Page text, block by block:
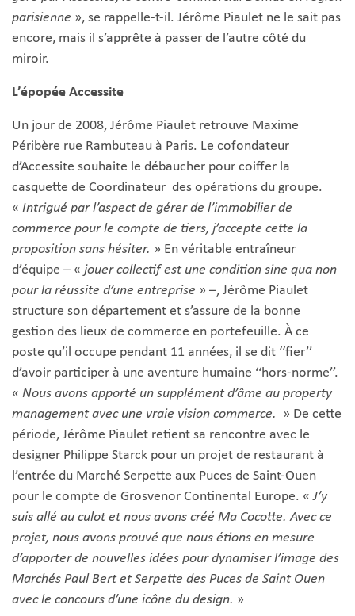
parisienne », se rappelle-t-il. Jérôme Piaulet ne le sait pas
encore, mais il s’apprête à passer de l’autre côté du
miroir.
L’épopée Accessite
Un jour de 2008, Jérôme Piaulet retrouve Maxime
Péribère rue Rambuteau à Paris. Le cofondateur
d’Accessite souhaite le débaucher pour coiffer la
casquette de Coordinateur des opérations du groupe.
« Intrigué par l’aspect de gérer de l’immobilier de
commerce pour le compte de tiers, j’accepte cette la
proposition sans hésiter. » En véritable entraîneur
d’équipe – « jouer collectif est une condition sine qua non
pour la réussite d’une entreprise » –, Jérôme Piaulet
structure son département et s’assure de la bonne
gestion des lieux de commerce en portefeuille. À ce
poste qu’il occupe pendant 11 années, il se dit ‘‘fier’’
d’avoir participer à une aventure humaine ‘‘hors-norme’’.
« Nous avons apporté un supplément d’âme au property
management avec une vraie vision commerce. » De cette
période, Jérôme Piaulet retient sa rencontre avec le
designer Philippe Starck pour un projet de restaurant à
l’entrée du Marché Serpette aux Puces de Saint-Ouen
pour le compte de Grosvenor Continental Europe. «J’y
suis allé au culot et nous avons créé Ma Cocotte. Avec ce
projet, nous avons prouvé que nous étions en mesure
d’apporter de nouvelles idées pour dynamiser l’image des
Marchés Paul Bert et Serpette des Puces de Saint Ouen
avec le concours d’une icône du design. »